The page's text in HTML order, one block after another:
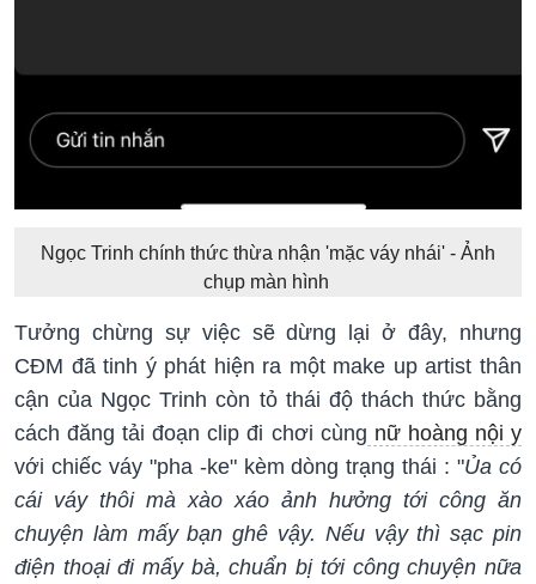
Ngọc Trinh chính thức thừa nhận 'mặc váy nhái' - Ảnh
chụp màn hình
Tưởng chừng sự việc sẽ dừng lại ở đây, nhưng
CĐM đã tinh ý phát hiện ra một make up artist thân
cận của Ngọc Trinh còn tỏ thái độ thách thức bằng
cách đăng tải đoạn clip đi chơi cùng nữ hoàng nội y
với chiếc váy "pha -ke" kèm dòng trạng thái : "Ủa có
cái váy thôi mà xào xáo ảnh hưởng tới công ăn
chuyện làm mấy bạn ghê vậy. Nếu vậy thì sạc pin
điện thoại đi mấy bà, chuẩn bị tới công chuyện nữa